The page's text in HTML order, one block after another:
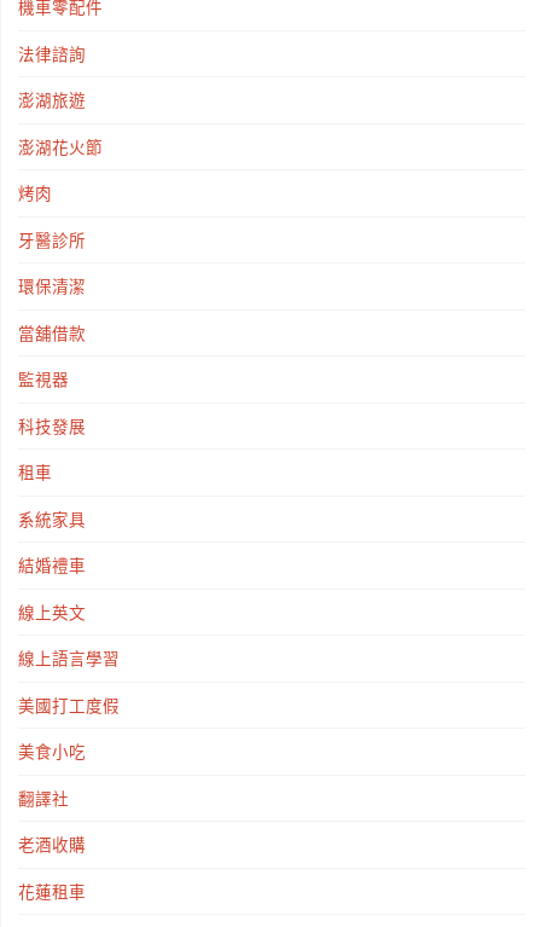
機車零配件
法律諮詢
澎湖旅遊
澎湖花火節
烤肉
牙醫診所
環保清潔
當舖借款
監視器
科技發展
租車
系統家具
結婚禮車
線上英文
線上語言學習
美國打工度假
美食小吃
翻譯社
老酒收購
花蓮租車